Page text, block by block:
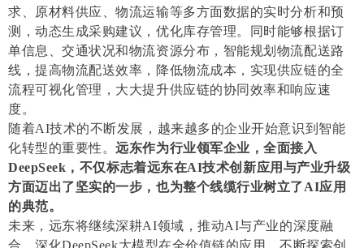
求、原材料供应、物流运输等多方面数据的实时分析和预
测，动态生成采购建议，优化库存管理。同时能够根据订
单信息、交通状况和物流资源分布，智能规划物流配送路
线，提高物流配送效率，降低物流成本，实现供应链的全
流程可视化管理，大大提升供应链的协同效率和响应速
度。
随着AI技术的不断发展，越来越多的企业开始意识到智能
化转型的重要性。远东作为行业领军企业，全面接入
DeepSeek，不仅标志着远东在AI技术创新应用与产业升级
方面迈出了坚实的一步，也为整个线缆行业树立了AI应用
的典范。
未来，远东将继续深耕AI领域，推动AI与产业的深度融
合，深化DeepSeek大模型在全价值链的应用，不断探索创